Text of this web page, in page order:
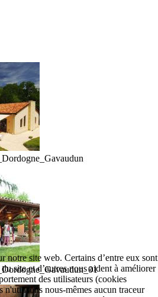
notre site web. Certains d’entre eux sont
site et d’autres nous aident à améliorer
des utilisateurs (cookies
n'utilisons nous-mêmes aucun traceur